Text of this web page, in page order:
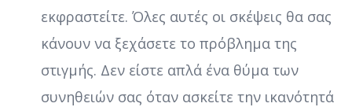
εκφραστείτε. Όλες αυτές οι σκέψεις θα σας
κάνουν να ξεχάσετε το πρόβλημα της
στιγμής. Δεν είστε απλά ένα θύμα των
συνηθειών σας όταν ασκείτε την ικανότητά